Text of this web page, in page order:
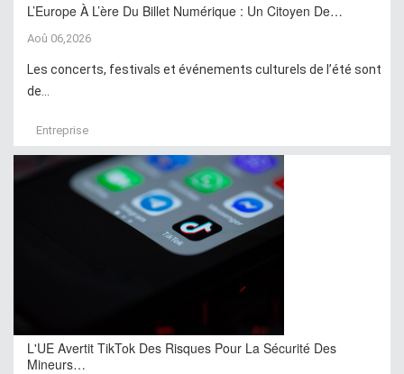
L’Europe À L’ère Du Billet Numérique : Un Citoyen De…
Aoû 06,2026
Les concerts, festivals et événements culturels de l’été sont
de...
Entreprise
L'UE Avertit TikTok Des Risques Pour La Sécurité Des
Mineurs…